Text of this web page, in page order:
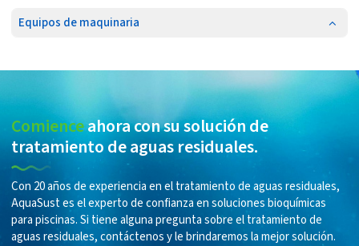
Equipos de maquinaria
Comienceahora con su solución de
tratamiento de aguas residuales.
Con 20 años de experiencia en el tratamiento de aguas residuales,
AquaSust es el experto de confianza en soluciones bioquímicas
para piscinas. Si tiene alguna pregunta sobre el tratamiento de
aguas residuales, contáctenos y le brindaremos la mejor solución.